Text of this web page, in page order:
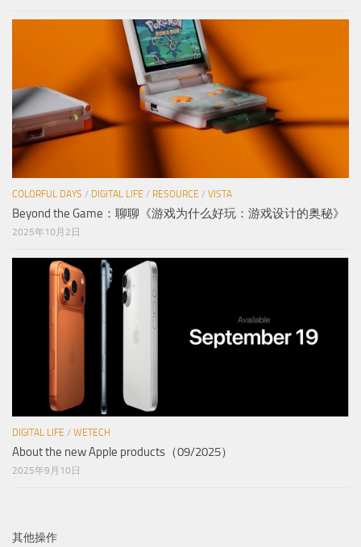
COLORFUL DAYS / DIGITAL LIFE / RESOURCE / VISTA
Beyond the Game：聊聊《游戏为什么好玩：游戏设计的奥秘》
2025年10月2日
DIGITAL LIFE / WETECH
About the new Apple products（09/2025）
2025年9月10日
其他操作